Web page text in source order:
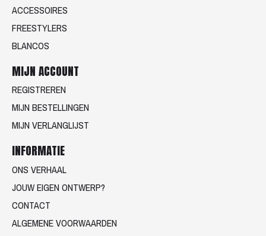
ACCESSOIRES
FREESTYLERS
BLANCOS
MIJN ACCOUNT
REGISTREREN
MIJN BESTELLINGEN
MIJN VERLANGLIJST
INFORMATIE
ONS VERHAAL
JOUW EIGEN ONTWERP?
CONTACT
ALGEMENE VOORWAARDEN